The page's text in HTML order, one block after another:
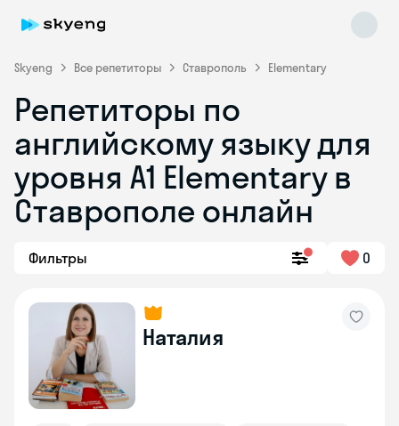
Skyeng Все репетиторы Ставрополь Elementary
Репетиторы по
английскому языку для
уровня A1 Elementary в
Ставрополе онлайн
Фильтры 0
Наталия
Skyeng Chat